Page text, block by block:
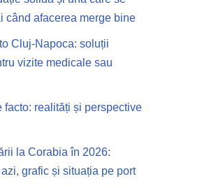
când afacerea merge bine
Cluj-Napoca: soluții
vizite medicale sau
facto: realități și perspective
la Corabia în 2026:
grafic și situația pe port